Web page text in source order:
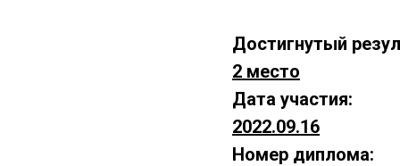
Достигнутый
2 место
Дата участия:
2022.09.16
Номер диплома: